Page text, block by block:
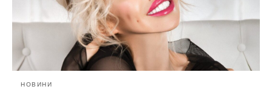
НОВИНИ